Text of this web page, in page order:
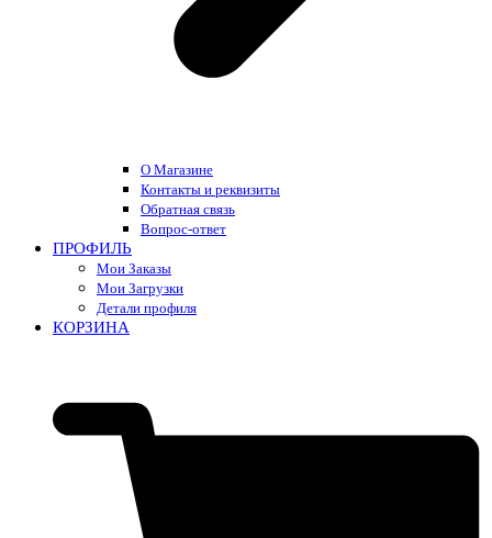
О Магазине
Контакты и реквизиты
Обратная связь
Вопрос-ответ
ПРОФИЛЬ
Мои Заказы
Мои Загрузки
Детали профиля
КОРЗИНА